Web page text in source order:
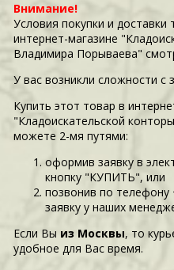
Внимание!
Условия покупки и
интернет-магазине
Владимира Порываева"
У вас возникли сложности c
Купить этот товар в
"Кладоискательской
можете 2-мя путями:
оформив заявку в
кнопку "КУПИТЬ", или
позвонив по телефону
заявку у наших
Если Вы из Москвы, то
удобное для Вас время.